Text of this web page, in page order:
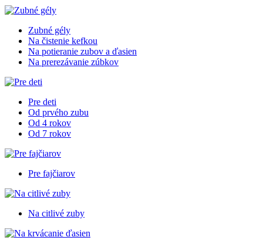
Zubné gély
Na čistenie kefkou
Na potieranie zubov a ďasien
Na prerezávanie zúbkov
Pre deti
Od prvého zubu
Od 4 rokov
Od 7 rokov
Pre fajčiarov
Na citlivé zuby